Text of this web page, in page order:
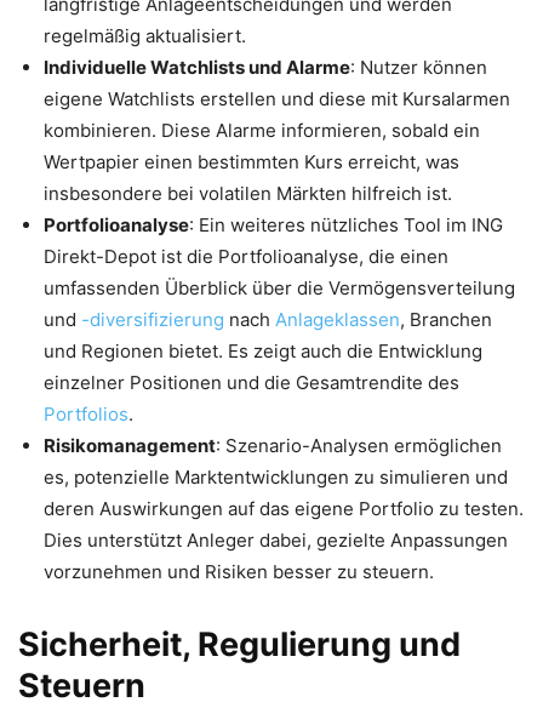
regelmäßig aktualisiert.
Individuelle Watchlists und Alarme: Nutzer können
eigene Watchlists erstellen und diese mit Kursalarmen
kombinieren. Diese Alarme informieren, sobald ein
Wertpapier einen bestimmten Kurs erreicht, was
insbesondere bei volatilen Märkten hilfreich ist.
Portfolioanalyse: Ein weiteres nützliches Tool im ING
Direkt-Depot ist die Portfolioanalyse, die einen
umfassenden Überblick über die Vermögensverteilung
und -diversifizierung nach Anlageklassen, Branchen
und Regionen bietet. Es zeigt auch die Entwicklung
einzelner Positionen und die Gesamtrendite des
Portfolios.
Risikomanagement: Szenario-Analysen ermöglichen
es, potenzielle Marktentwicklungen zu simulieren und
deren Auswirkungen auf das eigene Portfolio zu testen.
Dies unterstützt Anleger dabei, gezielte Anpassungen
vorzunehmen und Risiken besser zu steuern.
Sicherheit, Regulierung und
Steuern